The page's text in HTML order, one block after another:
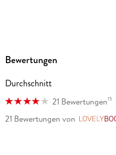
Bewertungen
Durchschnitt
21 Bewertungen15
21 Bewertungen von